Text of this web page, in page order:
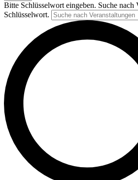
Bitte Schlüsselwort eingeben. Suche nach
Schlüsselwort.